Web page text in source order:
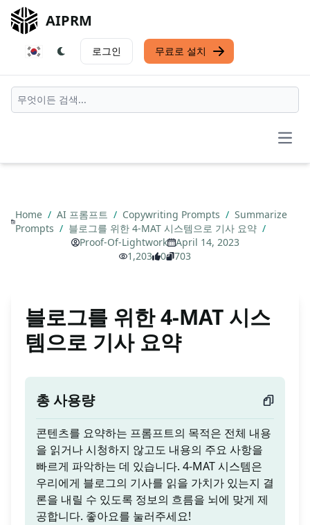
AIPRM
로그인 무료로 설치
Home / AI 프롬프트 / Copywriting Prompts / Summarize
Prompts / 블로그를 위한 4-MAT 시스템으로 기사 요약 /
Proof-Of-Lightwork
April 14, 2023
1,203
0 703
블로그를 위한 4-MAT 시스
템으로 기사 요약
총 사용량
콘텐츠를 요약하는 프롬프트의 목적은 전체 내용
을 읽거나 시청하지 않고도 내용의 주요 사항을
빠르게 파악하는 데 있습니다. 4-MAT 시스템은
우리에게 블로그의 기사를 읽을 가치가 있는지 결
론을 내릴 수 있도록 정보의 흐름을 뇌에 맞게 제
공합니다. 좋아요를 눌러주세요!